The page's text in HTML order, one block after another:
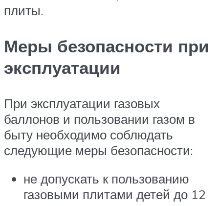
плиты.
Меры безопасности при
эксплуатации
При эксплуатации газовых
баллонов и пользовании газом в
быту необходимо соблюдать
следующие меры безопасности:
не допускать к пользованию
газовыми плитами детей до 12